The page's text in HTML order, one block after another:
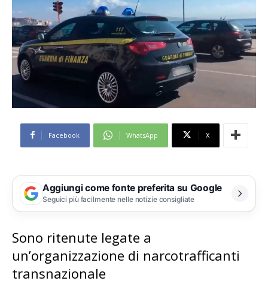
Facebook WhatsApp X
Aggiungi come fonte preferita su Google
Seguici più facilmente nelle notizie consigliate
Sono ritenute legate a
un’organizzazione di narcotrafficanti
transnazionale